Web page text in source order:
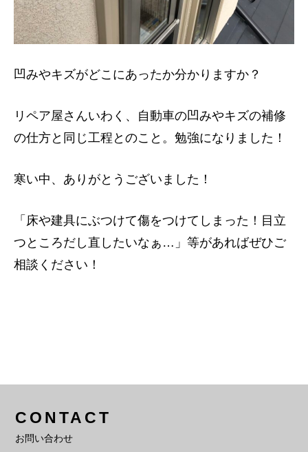
凹みやキズがどこにあったか分かりますか？
リペア屋さんいわく、自動車の凹みやキズの補修
の仕方と同じ工程とのこと。勉強になりました！
寒い中、ありがとうございました！
「床や建具にぶつけて傷をつけてしまった！目立
つところだし直したいなぁ…」等があればぜひご
相談ください！
CONTACT
お問い合わせ